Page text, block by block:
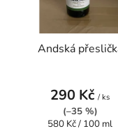
Andská
290 Kč / ks
(–35 %)
Měrná
580 Kč / 100 ml